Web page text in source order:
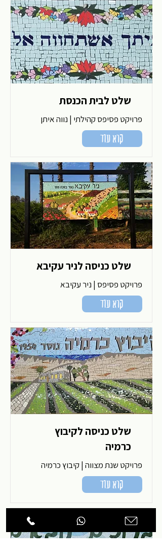
שלט לבית הכנסת
פרויקט פסיפס קהילתי | נווה איתן
קרא עוד
שלט כניסה לניר עקיבא
פרויקט פסיפס | ניר עקיבא
קרא עוד
שלט כניסה לקיבוץ
כרמיה
פרויקט שנת מצווה | קיבוץ כרמיה
קרא עוד